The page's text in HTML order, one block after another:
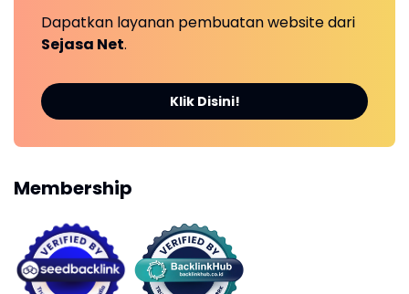
Dapatkan layanan pembuatan website dari
Sejasa Net.
Klik Disini!
Membership